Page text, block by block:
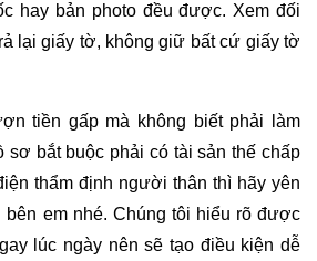
hay bản photo đều được. Xem đối
lại giấy tờ, không giữ bất cứ giấy tờ
tiền gấp mà không biết phải làm
sơ bắt buộc phải có tài sản thế chấp
thẩm định người thân thì hãy yên
bên em nhé. Chúng tôi hiểu rõ được
lúc ngày nên sẽ tạo điều kiện dễ